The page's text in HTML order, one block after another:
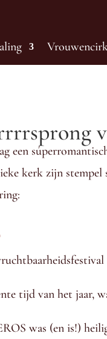
een
kerk zijn stempel
tijd van het jaar,
was (en is!)